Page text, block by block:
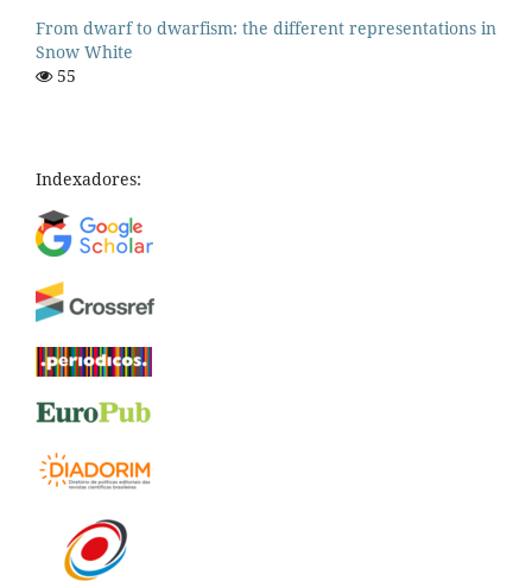
From dwarf to dwarfism: the different representations in
Snow White
55
Indexadores: